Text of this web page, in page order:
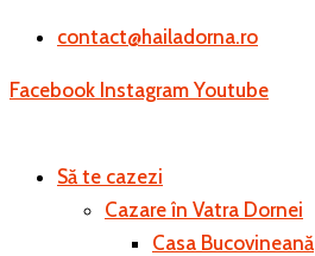
contact@hailadorna.ro
Facebook Instagram Youtube
Să te cazezi
Cazare în Vatra Dornei
Casa Bucovineană